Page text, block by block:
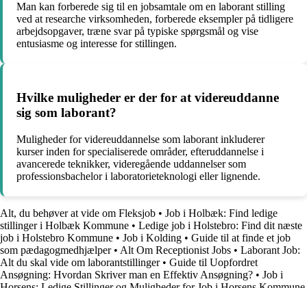
Man kan forberede sig til en jobsamtale om en laborant stilling
ved at researche virksomheden, forberede eksempler på tidligere
arbejdsopgaver, træne svar på typiske spørgsmål og vise
entusiasme og interesse for stillingen.
Hvilke muligheder er der for at videreuddanne
sig som laborant?
Muligheder for videreuddannelse som laborant inkluderer
kurser inden for specialiserede områder, efteruddannelse i
avancerede teknikker, videregående uddannelser som
professionsbachelor i laboratorieteknologi eller lignende.
Alt, du behøver at vide om Fleksjob • Job i Holbæk: Find ledige
stillinger i Holbæk Kommune • Ledige job i Holstebro: Find dit næste
job i Holstebro Kommune • Job i Kolding • Guide til at finde et job
som pædagogmedhjælper• Alt Om Receptionist Jobs • Laborant Job:
Alt du skal vide om laborantstillinger• Guide til Uopfordret
Ansøgning: Hvordan Skriver man en Effektiv Ansøgning? • Job i